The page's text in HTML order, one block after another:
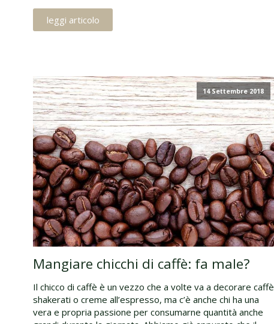
leggi articolo
14 Settembre 2018
Mangiare chicchi di caffè: fa male?
Il chicco di caffè è un vezzo che a volte va a decorare caffè
shakerati o creme all’espresso, ma c’è anche chi ha una
vera e propria passione per consumarne quantità anche